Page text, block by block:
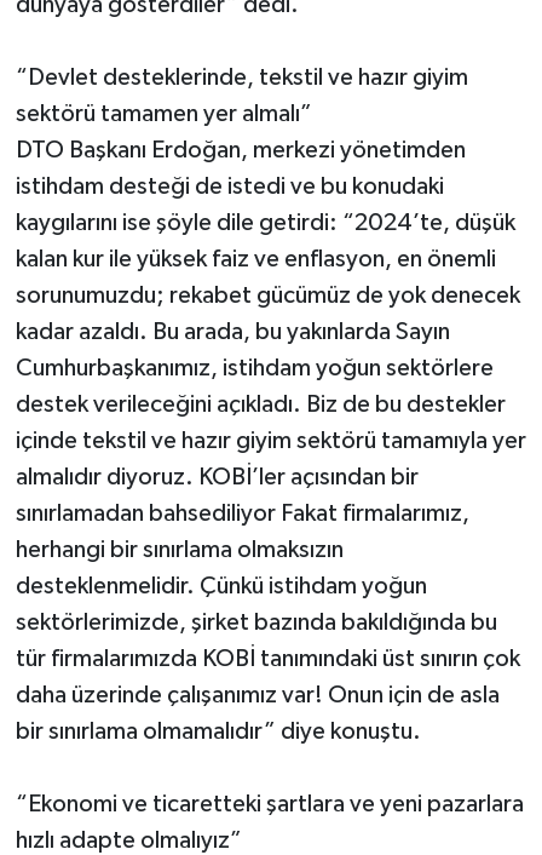
dünyaya gösterdiler” dedi.
“Devlet desteklerinde, tekstil ve hazır giyim
sektörü tamamen yer almalı”
DTO Başkanı Erdoğan, merkezi yönetimden
istihdam desteği de istedi ve bu konudaki
kaygılarını ise şöyle dile getirdi: “2024’te, düşük
kalan kur ile yüksek faiz ve enflasyon, en önemli
sorunumuzdu; rekabet gücümüz de yok denecek
kadar azaldı. Bu arada, bu yakınlarda Sayın
Cumhurbaşkanımız, istihdam yoğun sektörlere
destek verileceğini açıkladı. Biz de bu destekler
içinde tekstil ve hazır giyim sektörü tamamıyla yer
almalıdır diyoruz. KOBİ’ler açısından bir
sınırlamadan bahsediliyor Fakat firmalarımız,
herhangi bir sınırlama olmaksızın
desteklenmelidir. Çünkü istihdam yoğun
sektörlerimizde, şirket bazında bakıldığında bu
tür firmalarımızda KOBİ tanımındaki üst sınırın çok
daha üzerinde çalışanımız var! Onun için de asla
bir sınırlama olmamalıdır” diye konuştu.
“Ekonomi ve ticaretteki şartlara ve yeni pazarlara
hızlı adapte olmalıyız”